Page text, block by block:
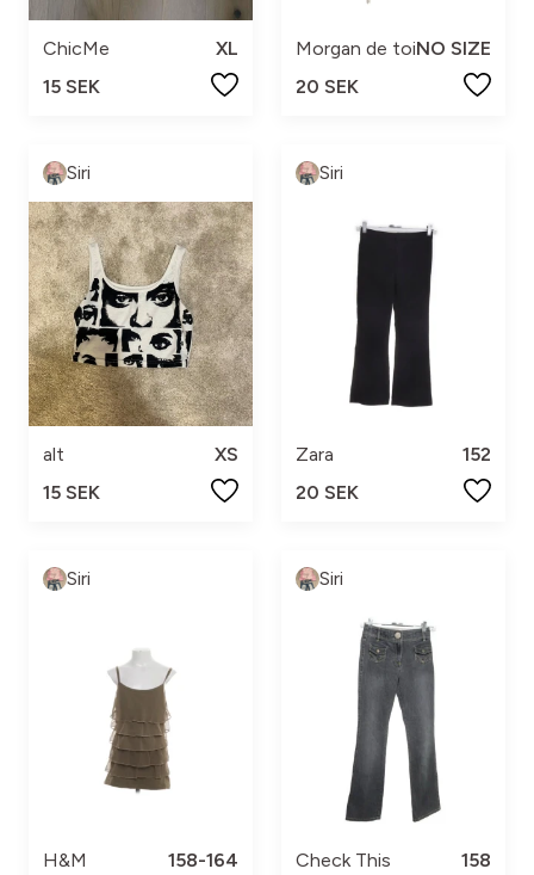
ChicMe
XL
15 SEK
Morgan de toiNO SIZE
20 SEK
Siri
alt
XS
15 SEK
Siri
Zara
152
20 SEK
Siri
H&M
158-164
Siri
Check This
158